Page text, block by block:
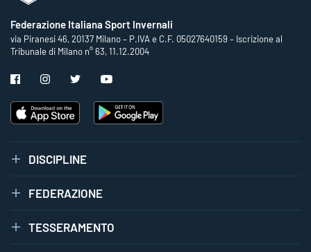
Federazione Italiana Sport Invernali
via Piranesi 46, 20137 Milano – P.IVA e C.F. 05027640159 – Iscrizione al
Tribunale di Milano n° 63, 11.12.2004
DISCIPLINE
FEDERAZIONE
TESSERAMENTO